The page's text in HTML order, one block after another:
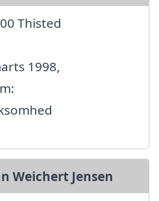
Thisted
1998,
Weichert Jensen